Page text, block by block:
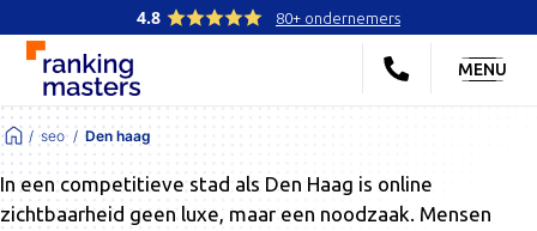
4.8 80+ ondernemers
MENU
seo Den haag
In een competitieve stad als Den Haag is online
zichtbaarheid geen luxe, maar een noodzaak. Mensen